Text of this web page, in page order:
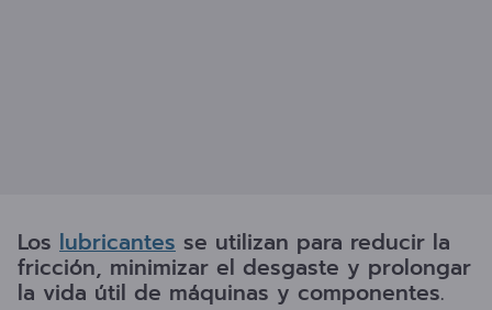
Los lubricantes se utilizan para reducir la
fricción, minimizar el desgaste y prolongar
la vida útil de máquinas y componentes.